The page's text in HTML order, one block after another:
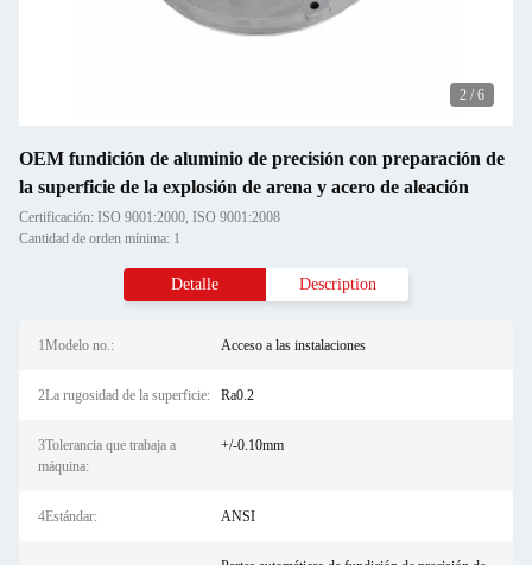
2 / 6
OEM fundición de aluminio de precisión con preparación de
la superficie de la explosión de arena y acero de aleación
Certificación: ISO 9001:2000, ISO 9001:2008
Cantidad de orden mínima: 1
Detalle Description
1Modelo no.: Acceso a las instalaciones
2La rugosidad de la superficie: Ra0.2
3Tolerancia que trabaja a
máquina:
+/-0.10mm
4Estándar: ANSI